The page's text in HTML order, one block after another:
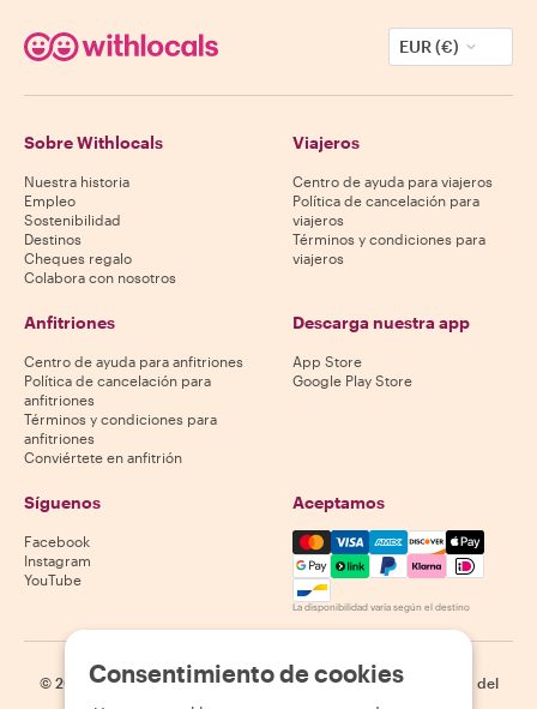
EUR (€)
Sobre Withlocals
Nuestra historia
Empleo
Sostenibilidad
Destinos
Cheques regalo
Colabora con nosotros
Viajeros
Centro de ayuda para viajeros
Política de cancelación para
viajeros
Términos y condiciones para
viajeros
Anfitriones
Centro de ayuda para anfitriones
Política de cancelación para
anfitriones
Términos y condiciones para
anfitriones
Conviértete en anfitrión
Descarga nuestra app
App Store
Google Play Store
Síguenos
Facebook
Instagram
YouTube
Aceptamos
Mastercard, Visa, Amex,
La disponibilidad varía según el destino
© 2026 Withlocals.com | Política de privacidad | Cookies
Mapa del
Consentimiento de cookies